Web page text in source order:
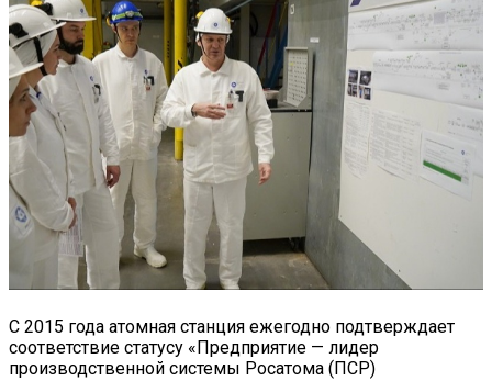
С 2015 года атомная станция ежегодно подтверждает
соответствие статусу «Предприятие — лидер
производственной системы Росатома (ПСР)